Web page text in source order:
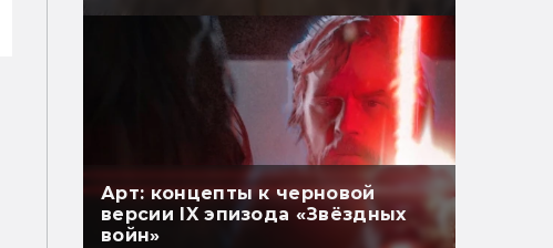
Арт: концепты к черновой
версии IX эпизода «Звёздных
войн»